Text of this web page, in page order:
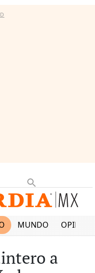
MUNDO OPINIÓN
a